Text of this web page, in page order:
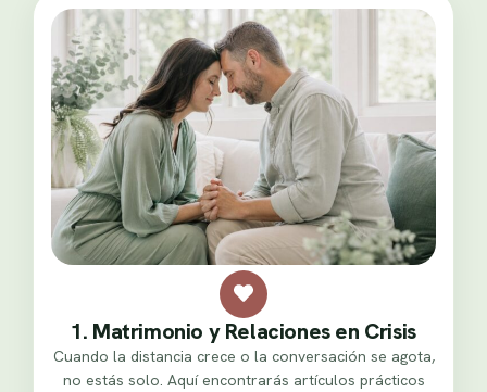
1. Matrimonio y Relaciones en Crisis
Cuando la distancia crece o la conversación se agota,
no estás solo. Aquí encontrarás artículos prácticos